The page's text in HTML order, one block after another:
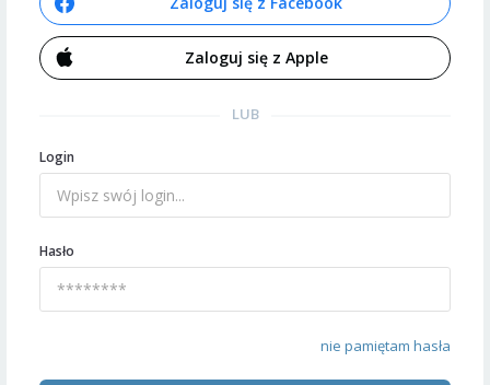
Zaloguj się z Apple
LUB
Login
Hasło
nie pamiętam hasła